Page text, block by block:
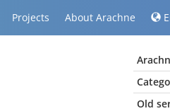
Projects About Arachne
Old